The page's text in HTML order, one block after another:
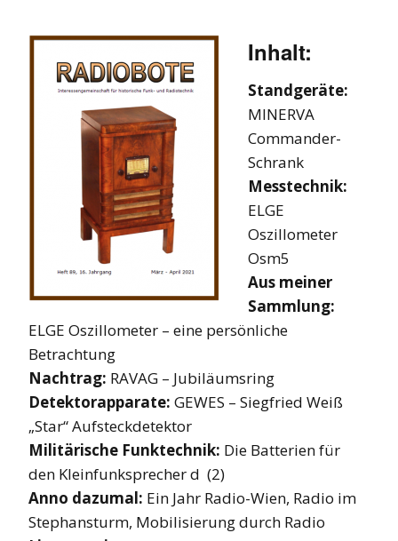
Inhalt:
Standgeräte:
MINERVA
Commander-
Schrank
Messtechnik:
ELGE
Oszillometer
Osm5
Aus meiner
Sammlung:
ELGE Oszillometer – eine persönliche
Betrachtung
Nachtrag: RAVAG – Jubiläumsring
Detektorapparate: GEWES – Siegfried Weiß
„Star“ Aufsteckdetektor
Militärische Funktechnik: Die Batterien für
den Kleinfunksprecher d (2)
Anno dazumal: Ein Jahr Radio-Wien, Radio im
Stephansturm, Mobilisierung durch Radio